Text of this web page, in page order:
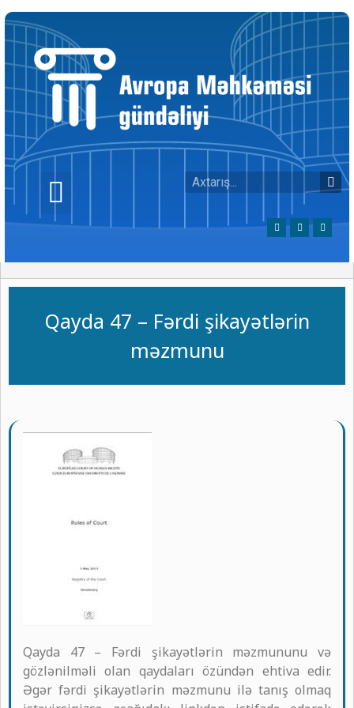
Qayda 47 – Fərdi şikayətlərin
məzmunu
Qayda 47 – Fərdi şikayətlərin məzmununu və
gözlənilməli olan qaydaları özündən ehtiva edir.
Əgər fərdi şikayətlərin məzmunu ilə tanış olmaq